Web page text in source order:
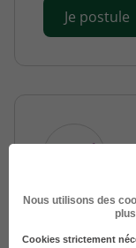
Je postule
Mécanicien
Nous utilisons des
Cookies strictement